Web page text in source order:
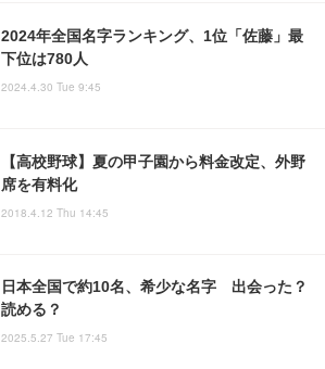
2024年全国名字ランキング、1位「佐藤」最
下位は780人
2024.4.30 Tue 9:45
【高校野球】夏の甲子園から料金改定、外野
席を有料化
2018.4.12 Thu 14:45
日本全国で約10名、希少な名字 出会った？
読める？
2025.5.27 Tue 17:45